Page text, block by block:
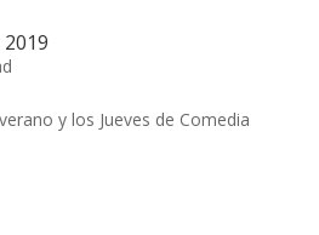
y los Jueves de Comedia